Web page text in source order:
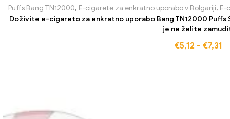
Puffs Bang TN12000, E-cigarete za enkratno uporabo v Bolgariji, E-
Doživite e-cigareto za enkratno uporabo Bang TN12000 Puffs
je ne želite
€5,12 - €7,31